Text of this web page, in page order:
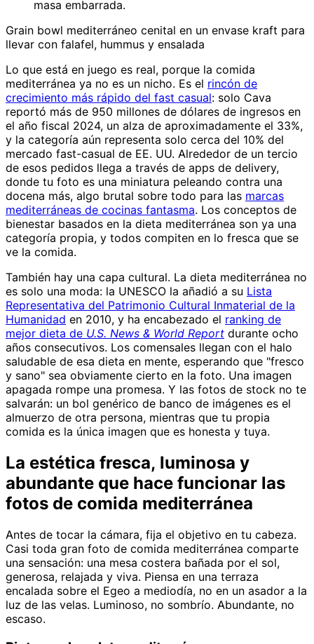
masa embarrada.
Grain bowl mediterráneo cenital en un envase kraft para
llevar con falafel, hummus y ensalada
Lo que está en juego es real, porque la comida
mediterránea ya no es un nicho. Es el rincón de
crecimiento más rápido del fast casual: solo Cava
reportó más de 950 millones de dólares de ingresos en
el año fiscal 2024, un alza de aproximadamente el 33%,
y la categoría aún representa solo cerca del 10% del
mercado fast-casual de EE. UU. Alrededor de un tercio
de esos pedidos llega a través de apps de delivery,
donde tu foto es una miniatura peleando contra una
docena más, algo brutal sobre todo para las marcas
mediterráneas de cocinas fantasma. Los conceptos de
bienestar basados en la dieta mediterránea son ya una
categoría propia, y todos compiten en lo fresca que se
ve la comida.
También hay una capa cultural. La dieta mediterránea no
es solo una moda: la UNESCO la añadió a su Lista
Representativa del Patrimonio Cultural Inmaterial de la
Humanidad en 2010, y ha encabezado el ranking de
mejor dieta de U.S. News & World Report durante ocho
años consecutivos. Los comensales llegan con el halo
saludable de esa dieta en mente, esperando que "fresco
y sano" sea obviamente cierto en la foto. Una imagen
apagada rompe una promesa. Y las fotos de stock no te
salvarán: un bol genérico de banco de imágenes es el
almuerzo de otra persona, mientras que tu propia
comida es la única imagen que es honesta y tuya.
La estética fresca, luminosa y
abundante que hace funcionar las
fotos de comida mediterránea
Antes de tocar la cámara, fija el objetivo en tu cabeza.
Casi toda gran foto de comida mediterránea comparte
una sensación: una mesa costera bañada por el sol,
generosa, relajada y viva. Piensa en una terraza
encalada sobre el Egeo a mediodía, no en un asador a la
luz de las velas. Luminoso, no sombrío. Abundante, no
escaso.